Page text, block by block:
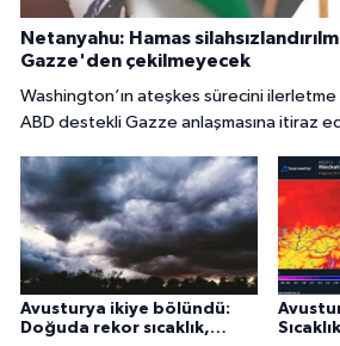
Netanyahu: Hamas
Gazze'den çekilmeyecek
Washington’ın ateşkes sürecini ilerletme
ABD destekli Gazze anlaşmasına itiraz
çekilmeyeceğini söyledi.
Avusturya ikiye bölündü:
Doğuda rekor sıcaklık,